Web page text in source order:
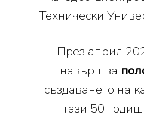
Технически
През април
навършва
създаването на
тази 50